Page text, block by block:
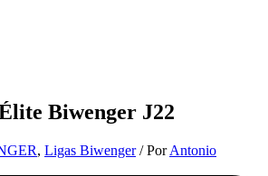
Biwenger J22
, Ligas Biwenger/ PorAntonio